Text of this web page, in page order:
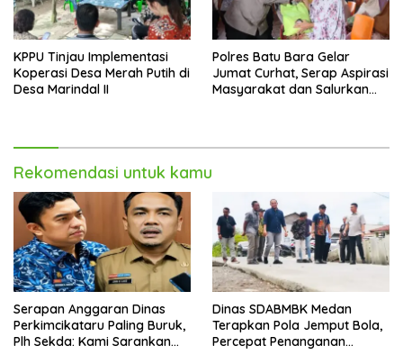
KPPU Tinjau Implementasi
Koperasi Desa Merah Putih di
Desa Marindal II
Polres Batu Bara Gelar
Jumat Curhat, Serap Aspirasi
Masyarakat dan Salurkan
Rekomendasi untuk kamu
Serapan Anggaran Dinas
Perkimcikataru Paling Buruk,
Plh Sekda: Kami Sarankan
Dinas SDABMBK Medan
Terapkan Pola Jemput Bola,
Percepat Penanganan